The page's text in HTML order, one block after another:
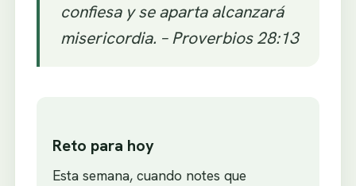
confiesa y se aparta alcanzará
misericordia. – Proverbios 28:13
Reto para hoy
Esta semana, cuando notes que